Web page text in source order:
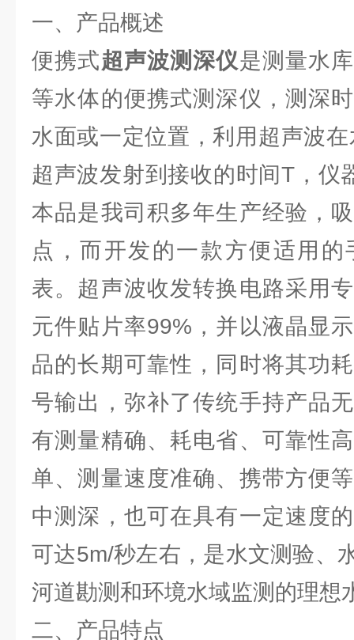
一、产品概述
便携式超声波测深仪是测量水
等水体的便携式测深仪，测深
水面或一定位置，利用超声波
超声波发射到接收的时间T，仪
本品是我司积多年生产经验，
点，而开发的一款方便适用
表。超声波收发转换电路采用
元件贴片率99%，并以液晶显
品的长期可靠性，同时将其功
号输出，弥补了传统手持产品
有测量精确、耗电省、可靠性
单、测量速度准确、携带方便
中测深，也可在具有一定速度
可达5m/秒左右，是水文测验、
河道勘测和环境水域监测的理想
二、产品特点